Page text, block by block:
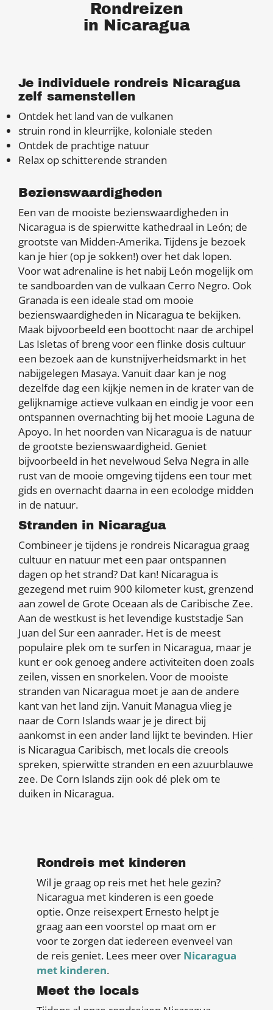
Rondreizen
in Nicaragua
Je individuele rondreis Nicaragua
zelf samenstellen
Ontdek het land van de vulkanen
struin rond in kleurrijke, koloniale steden
Ontdek de prachtige natuur
Relax op schitterende stranden
Bezienswaardigheden
Een van de mooiste bezienswaardigheden in
Nicaragua is de spierwitte kathedraal in León; de
grootste van Midden-Amerika. Tijdens je bezoek
kan je hier (op je sokken!) over het dak lopen.
Voor wat adrenaline is het nabij León mogelijk om
te sandboarden van de vulkaan Cerro Negro. Ook
Granada is een ideale stad om mooie
bezienswaardigheden in Nicaragua te bekijken.
Maak bijvoorbeeld een boottocht naar de archipel
Las Isletas of breng voor een flinke dosis cultuur
een bezoek aan de kunstnijverheidsmarkt in het
nabijgelegen Masaya. Vanuit daar kan je nog
dezelfde dag een kijkje nemen in de krater van de
gelijknamige actieve vulkaan en eindig je voor een
ontspannen overnachting bij het mooie Laguna de
Apoyo. In het noorden van Nicaragua is de natuur
de grootste bezienswaardigheid. Geniet
bijvoorbeeld in het nevelwoud Selva Negra in alle
rust van de mooie omgeving tijdens een tour met
gids en overnacht daarna in een ecolodge midden
in de natuur.
Stranden in Nicaragua
Combineer je tijdens je rondreis Nicaragua graag
cultuur en natuur met een paar ontspannen
dagen op het strand? Dat kan! Nicaragua is
gezegend met ruim 900 kilometer kust, grenzend
aan zowel de Grote Oceaan als de Caribische Zee.
Aan de westkust is het levendige kuststadje San
Juan del Sur een aanrader. Het is de meest
populaire plek om te surfen in Nicaragua, maar je
kunt er ook genoeg andere activiteiten doen zoals
zeilen, vissen en snorkelen. Voor de mooiste
stranden van Nicaragua moet je aan de andere
kant van het land zijn. Vanuit Managua vlieg je
naar de Corn Islands waar je je direct bij
aankomst in een ander land lijkt te bevinden. Hier
is Nicaragua Caribisch, met locals die creools
spreken, spierwitte stranden en een azuurblauwe
zee. De Corn Islands zijn ook dé plek om te
duiken in Nicaragua.
Rondreis met kinderen
Wil je graag op reis met het hele gezin?
Nicaragua met kinderen is een goede
optie. Onze reisexpert Ernesto helpt je
graag aan een voorstel op maat om er
voor te zorgen dat iedereen evenveel van
de reis geniet. Lees meer over Nicaragua
met kinderen.
Meet the locals